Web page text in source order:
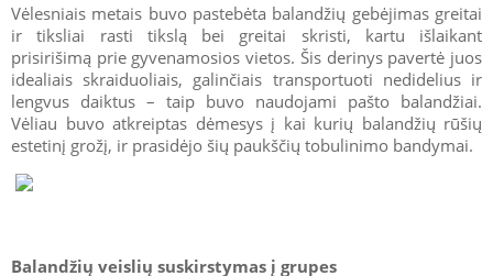
Vėlesniais metais buvo pastebėta balandžių gebėjimas greitai
ir tiksliai rasti tikslą bei greitai skristi, kartu išlaikant
prisirišimą prie gyvenamosios vietos. Šis derinys pavertė juos
idealiais skraiduoliais, galinčiais transportuoti nedidelius ir
lengvus daiktus – taip buvo naudojami pašto balandžiai.
Vėliau buvo atkreiptas dėmesys į kai kurių balandžių rūšių
estetinį grožį, ir prasidėjo šių paukščių tobulinimo bandymai.
Balandžių veislių suskirstymas į grupes